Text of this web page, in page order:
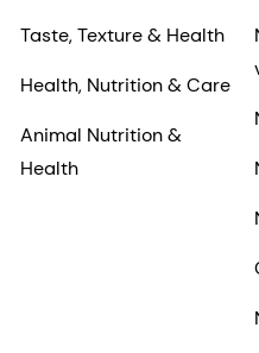
Taste, Texture & Health
Health, Nutrition & Care
Animal Nutrition &
Health